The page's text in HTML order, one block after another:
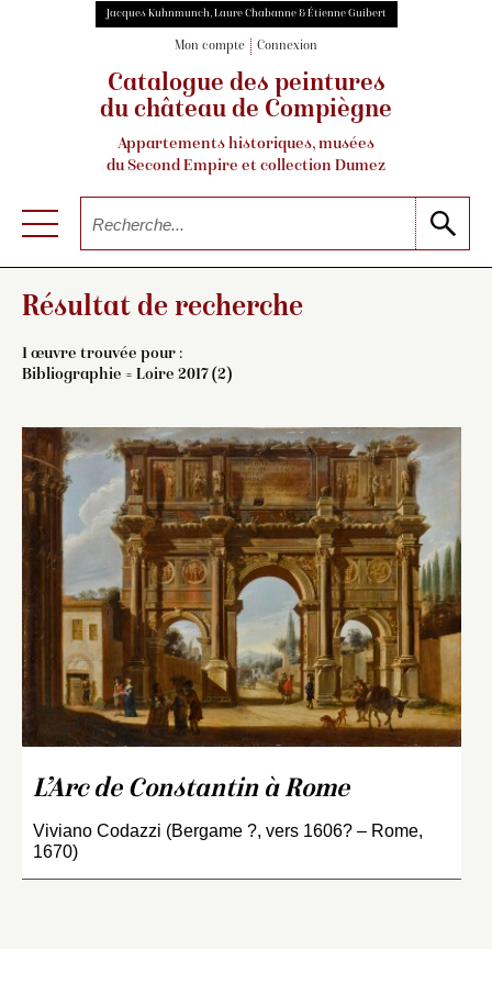
Jacques Kuhnmunch, Laure Chabanne & Étienne Guibert
Mon compte Connexion
Catalogue des peintures
du château de Compiègne
Appartements historiques, musées
du Second Empire et collection Dumez
Résultat de recherche
1 œuvre trouvée pour :
Bibliographie = Loire 2017 (2)
L’Arc de Constantin à Rome
Viviano Codazzi (Bergame ?, vers 1606? – Rome,
1670)